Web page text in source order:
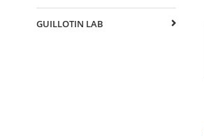
GUILLOTIN LAB